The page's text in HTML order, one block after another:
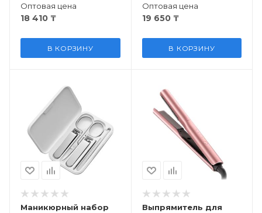
Оптовая цена
18 410 ₸
В КОРЗИНУ
Оптовая цена
19 650₸
В КОРЗИНУ
Маникюрный набор
Выпрямитель для